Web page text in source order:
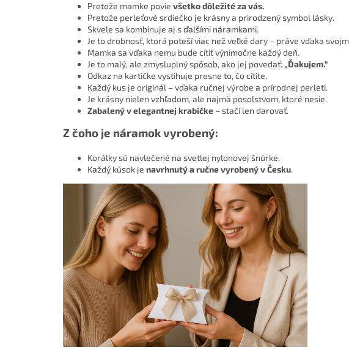
Pretože mamke povie všetko dôležité za vás.
Pretože perleťové srdiečko je krásny a prirodzený symbol lásky.
Skvele sa kombinuje aj s ďalšími náramkami.
Je to drobnosť, ktorá poteší viac než veľké dary – práve vďaka
Mamka sa vďaka nemu bude cítiť výnimočne každý deň.
Je to malý, ale zmysluplný spôsob, ako jej povedať:„Ďakujem.“
Odkaz na kartičke vystihuje presne to, čo cítite.
Každý kus je originál – vďaka ručnej výrobe a prírodnej perleti.
Je krásny nielen vzhľadom, ale najmä posolstvom, ktoré nesie.
Zabalený v elegantnej krabičke – stačí len darovať.
Z čoho je náramok vyrobený:
Korálky sú navlečené na svetlej nylonovej šnúrke.
Každý kúsok je navrhnutý a ručne vyrobený v Česku.